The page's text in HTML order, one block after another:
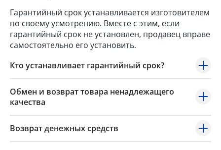
Гарантийный срок устанавливается изготовителем
по своему усмотрению. Вместе с этим, если
гарантийный срок не установлен, продавец вправе
самостоятельно его установить.
Кто устанавливает гарантийный срок?
Обмен и возврат товара ненадлежащего
качества
Возврат денежных средств